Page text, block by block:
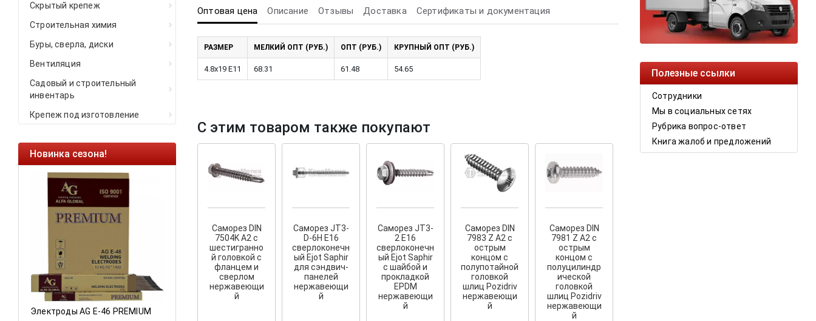
Скрытый крепеж
Строительная химия
Буры, сверла, диски
Вентиляция
Садовый и строительный
инвентарь
Крепеж под изготовление
Новинка сезона!
Электроды AG E-46 PREMIUM
Саморезы кровельные HKR-R
остатков по ценам 2020 года!
Крепление террас и фасадов
и фасадов.
Полезные ссылки
Сотрудники
Мы в социальных сетях
Рубрика вопрос-ответ
Книга жалоб и предложений
Оптовая цена Описание Отзывы Доставка Сертификаты и документация
РАЗМЕР МЕЛКИЙ ОПТ (РУБ.) ОПТ (РУБ.) КРУПНЫЙ ОПТ (РУБ.)
4.8x19 E11 68.31 61.48 54.65
С этим товаром также покупают
Саморез DIN
7504K A2 с
шестигранно
й головкой с
фланцем и
сверлом
нержавеющи
й
Саморез JT3-
D-6H E16
сверлоконечн
ый Ejot Saphir
для сэндвич-
панелей
нержавеющи
й
Саморез JT3-
2 E16
сверлоконечн
ый Ejot Saphir
с шайбой и
прокладкой
EPDM
нержавеющи
й
Саморез DIN
7983 Z A2 с
острым
концом с
полупотайной
головкой
шлиц Pozidriv
нержавеющи
й
Саморез DIN
7981 Z A2 с
острым
концом с
полуцилиндр
ической
головкой
шлиц Pozidriv
нержавеющи
й